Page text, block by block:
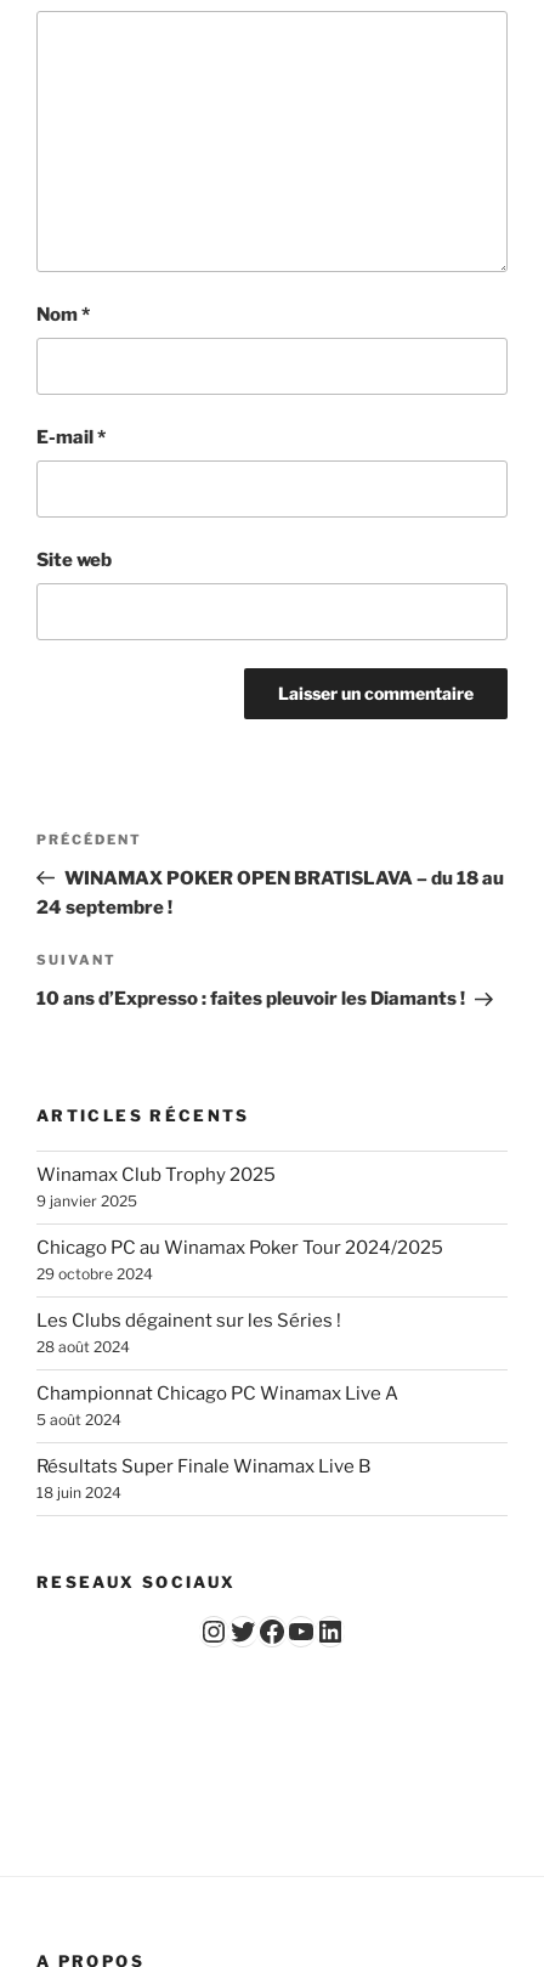
Nom*
E-mail*
Site web
Navigation
l’article
Article
précédent
PRÉCÉDENT
WINAMAX POKER OPEN BRATISLAVA – du 18 au
24 septembre !
Article
suivant
SUIVANT
10 ans d’Expresso : faites pleuvoir les Diamants !
ARTICLES RÉCENTS
Winamax Club Trophy 2025
9 janvier 2025
Chicago PC au Winamax Poker Tour 2024/2025
29 octobre 2024
Les Clubs dégainent sur les Séries !
28 août 2024
Championnat Chicago PC Winamax Live A
5 août 2024
Résultats Super Finale Winamax Live B
18 juin 2024
RESEAUX SOCIAUX
Instagram
Twitter
Facebook
YouTube - Vidéos du Chicago Poker ClubLinkedIn
A PROPOS